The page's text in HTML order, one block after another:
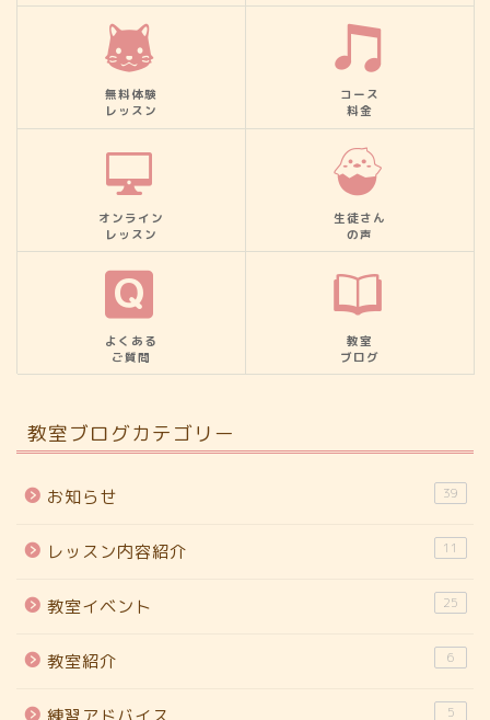
無料体験
レッスン
コース
料金
オンライン
レッスン
生徒さん
の声
よくある
ご質問
教室
ブログ
教室ブログカテゴリー
お知らせ 39
レッスン内容紹介 11
教室イベント 25
教室紹介 6
5